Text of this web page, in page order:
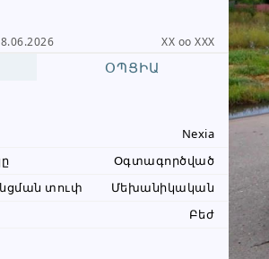
XX oo XXX
ՕՊՑԻԱ
Nexia
Օգտագործված
տուփ
Մեխանիկական
Բեժ
ԳՐԵԼ ՆԱՄԱԿ